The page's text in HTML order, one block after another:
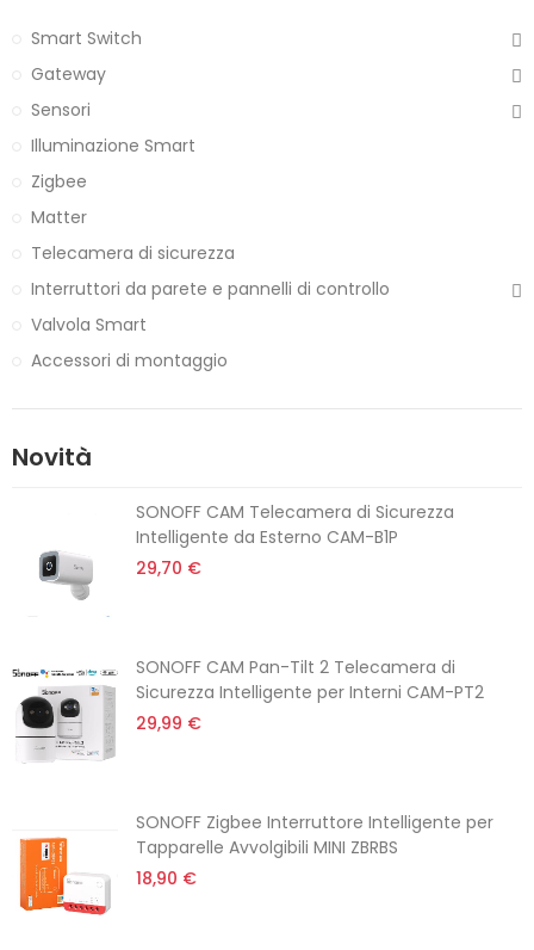
Smart Switch
Gateway
Sensori
Illuminazione Smart
Zigbee
Matter
Telecamera di sicurezza
Interruttori da parete e pannelli di controllo
Valvola Smart
Accessori di montaggio
Novità
SONOFF CAM Telecamera di Sicurezza
Intelligente da Esterno CAM-B1P
29,70 €
SONOFF CAM Pan-Tilt 2 Telecamera di
Sicurezza Intelligente per Interni CAM-PT2
29,99 €
SONOFF Zigbee Interruttore Intelligente per
Tapparelle Avvolgibili MINI ZBRBS
18,90 €